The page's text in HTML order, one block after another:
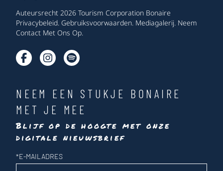
Auteursrecht 2026 Tourism Corporation Bonaire
Privacybeleid. Gebruiksvoorwaarden. Mediagalerij. Neem
Contact Met Ons Op.
NEEM EEN STUKJE BONAIRE
MET JE MEE
Blijf op de hoogte met onze
digitale nieuwsbrief
Nieuwsbrief
*E-MAILADRES